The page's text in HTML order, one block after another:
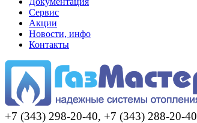
Сервис
Акции
Новости, инфо
Контакты
+7 (343) 298-20-40, +7 (343) 288-20-40